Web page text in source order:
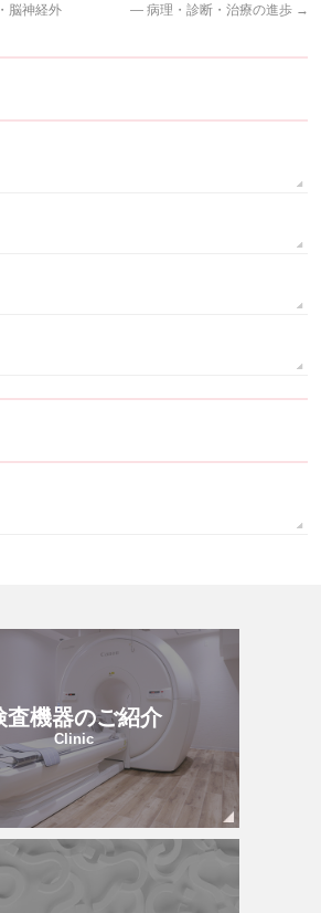
脳神経外
― 病理・診断・治療の進歩 →
査機器のご紹介
Clinic